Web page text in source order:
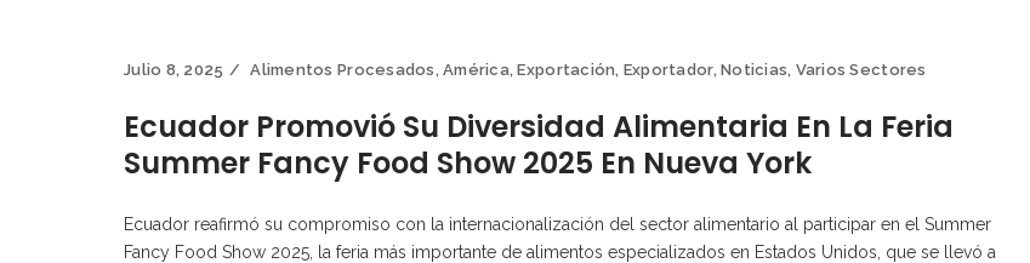
Julio 8, 2025 Alimentos Procesados,América,Exportación, Exportador,Noticias, Varios Sectores
Ecuador Promovió Su Diversidad Alimentaria En La Feria
Summer Fancy Food Show 2025 En Nueva York
Ecuador reafirmó su compromiso con la internacionalización del sector alimentario al participar en el Summer
Fancy Food Show 2025, la feria más importante de alimentos especializados en Estados Unidos, que se llevó a